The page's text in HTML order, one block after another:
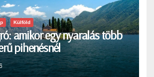
Külföld
amikor egy nyaralás több
pihenésnél